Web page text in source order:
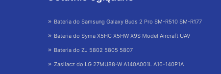
Bateria do Samsung Galaxy Buds 2 Pro SM-R510 SM-R177
Bateria do Syma X5HC X5HW X9S Model Aircraft UAV
Bateria do ZJ 5802 5805 5807
Zasilacz do LG 27MU88-W A140A001L A16-140P1A